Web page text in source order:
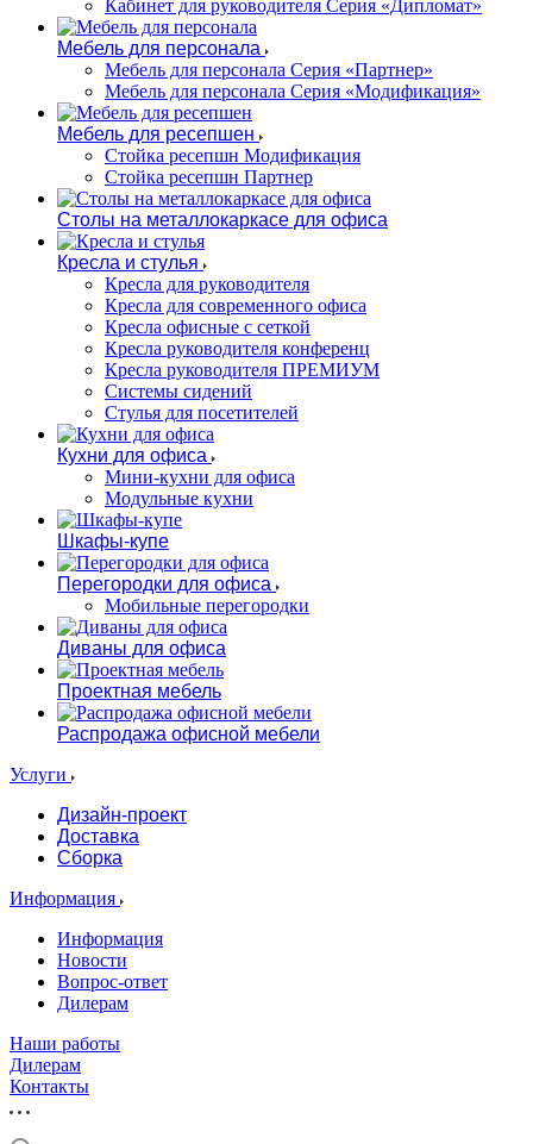
Кабинет для руководителя Серия «Дипломат»
Мебель для персонала
Мебель для персонала Серия «Партнер»
Мебель для персонала Серия «Модификация»
Мебель для ресепшен
Стойка ресепшн Модификация
Стойка ресепшн Партнер
Столы на металлокаркасе для офиса
Кресла и стулья
Кресла для руководителя
Кресла для современного офиса
Кресла офисные с сеткой
Кресла руководителя конференц
Кресла руководителя ПРЕМИУМ
Системы сидений
Стулья для посетителей
Кухни для офиса
Мини-кухни для офиса
Модульные кухни
Шкафы-купе
Перегородки для офиса
Мобильные перегородки
Диваны для офиса
Проектная мебель
Распродажа офисной мебели
Услуги
Дизайн-проект
Доставка
Сборка
Информация
Информация
Новости
Вопрос-ответ
Дилерам
Наши работы
Дилерам
Контакты